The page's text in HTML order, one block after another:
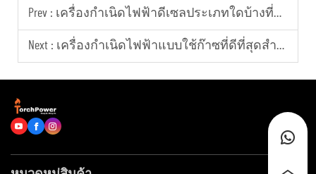
Prev : เครื่องกำเนิดไฟฟ้าดีเซลประเภทใดบ้างที่นิยมใช้ในภาคอุตสาหกรรมทั่วโลก
Next : เครื่องกำเนิดไฟฟ้าแบบใช้ก๊าซที่ดีที่สุดสำหรับสถานการณ์ที่ต้องการจ่ายพลังงานอย่างต่อเนื่องเป็นเวลานาน